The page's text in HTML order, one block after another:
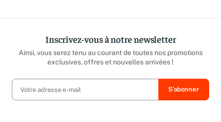
Inscrivez-vous à notre newsletter
Ainsi, vous serez tenu au courant de toutes nos promotions
exclusives, offres et nouvelles arrivées !